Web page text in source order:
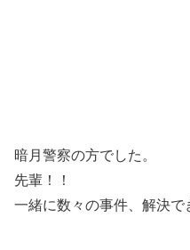
暗月警察の方でした。
先輩！！
一緒に数々の事件、解決で